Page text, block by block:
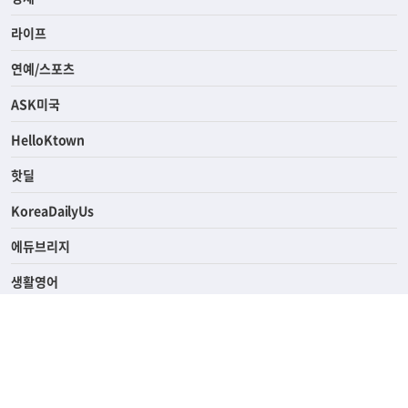
사회
경제
라이프
연예/스포츠
ASK미국
HelloKtown
핫딜
KoreaDailyUs
에듀브리지